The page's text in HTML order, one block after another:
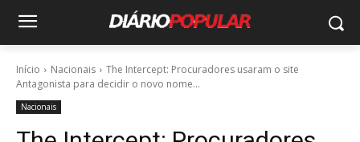
Início Nacionais
The Intercept: Procuradores usaram o site
Antagonista para decidir o novo nome...
Nacionais